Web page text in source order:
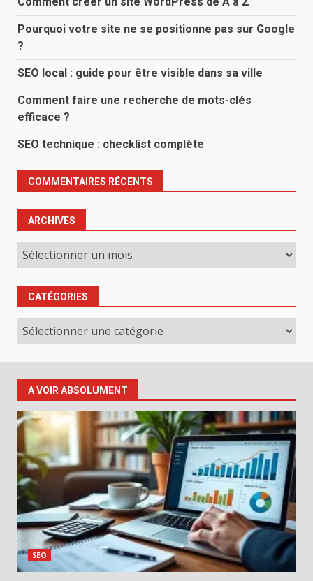
Pourquoi votre site ne se positionne pas sur Google
?
SEO local : guide pour être visible dans sa ville
Comment faire une recherche de mots-clés
efficace ?
SEO technique : checklist complète
COMMENTAIRES RÉCENTS
ARCHIVES
Archives
CATÉGORIES
Catégories
A VOIR ABSOLUMENT
SEO